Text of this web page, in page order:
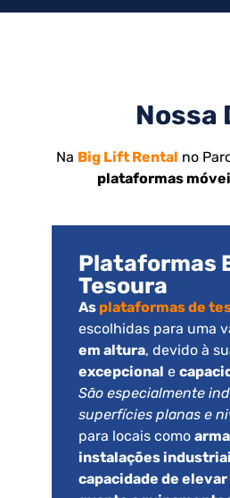
Nossa
Na Big Lift Rental no
plataformas
Plataformas
Tesoura
Asplataformas de
escolhidas para uma
em altura, devido à
excepcional e
São especialmente
superfícies planas e
para locais como
instalações
capacidade de